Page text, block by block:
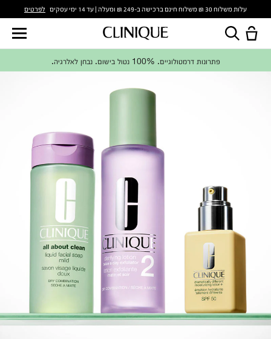
עלות משלוח 30 ₪ משלוח חינם ברכישה ב-249 ₪ ומעלה | עד 14 ימי עסקים לפרטים
פתרונות דרמטולוגיים. 100% נטול בישום. נבחן לאלרגיה.